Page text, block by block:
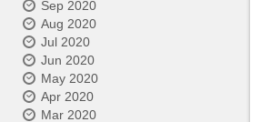
Sep 2020
Aug 2020
Jul 2020
Jun 2020
May 2020
Apr 2020
Mar 2020